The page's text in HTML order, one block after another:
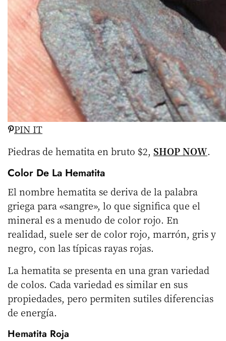
PIN IT
Piedras de hematita en bruto $2, SHOP NOW.
Color De La Hematita
El nombre hematita se deriva de la palabra
griega para «sangre», lo que significa que el
mineral es a menudo de color rojo. En
realidad, suele ser de color rojo, marrón, gris y
negro, con las típicas rayas rojas.
La hematita se presenta en una gran variedad
de colos. Cada variedad es similar en sus
propiedades, pero permiten sutiles diferencias
de energía.
Hematita Roja